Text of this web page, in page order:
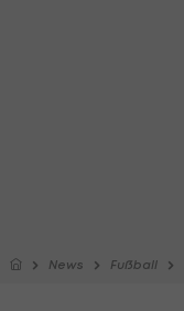
News Fußball